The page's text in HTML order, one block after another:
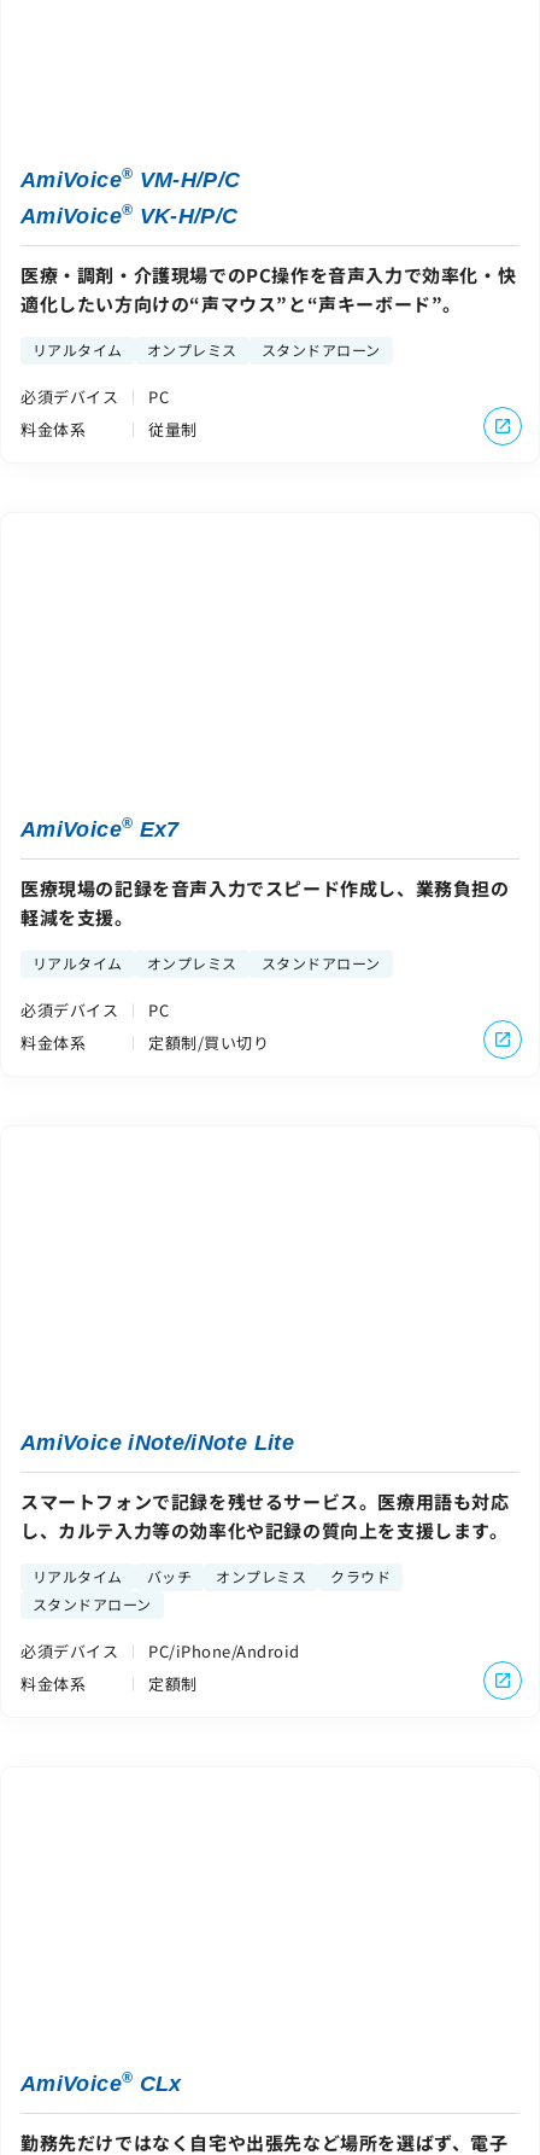
AmiVoice® VM-H/P/C
AmiVoice® VK-H/P/C
医療・調剤・介護現場でのPC操作を音声入力で効率化・快
適化したい方向けの“声マウス”と“声キーボード”。
リアルタイム オンプレミス スタンドアローン
必須デバイス
PC
料金体系
従量制
AmiVoice® Ex7
医療現場の記録を音声入力でスピード作成し、業務負担の
軽減を支援。
リアルタイム オンプレミス スタンドアローン
必須デバイス
PC
料金体系
定額制/買い切り
AmiVoice iNote/iNote Lite
スマートフォンで記録を残せるサービス。医療用語も対応
し、カルテ入力等の効率化や記録の質向上を支援します。
リアルタイム バッチ オンプレミス
クラウド
スタンドアローン
必須デバイス
PC/iPhone/Android
料金体系
定額制
AmiVoice® CLx
勤務先だけではなく自宅や出張先など場所を選ばず、電子